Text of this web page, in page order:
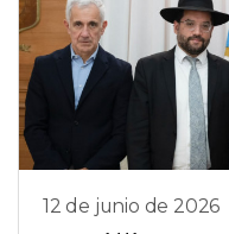
12 de junio de 2026